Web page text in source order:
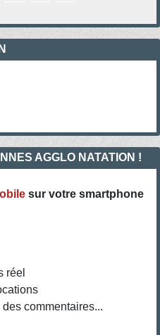
AGGLO NATATION !
sur votre smartphone
réel
commentaires...